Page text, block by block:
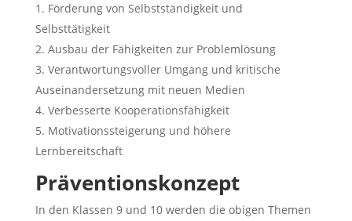
Förderung von Selbstständigkeit und
Selbsttätigkeit
Ausbau der Fähigkeiten zur Problemlösung
Verantwortungsvoller Umgang und kritische
Auseinandersetzung mit neuen Medien
Verbesserte Kooperationsfähigkeit
Motivationssteigerung und höhere
Lernbereitschaft
Präventionskonzept
In den Klassen 9 und 10 werden die obigen Themen